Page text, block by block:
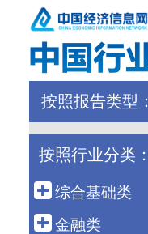
按照报告类型：
按照行业分类：
综合基础类
宏 观
金融类